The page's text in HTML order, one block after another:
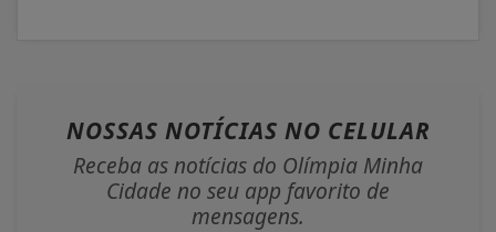
NOSSAS NOTÍCIAS NO CELULAR
Receba as notícias do Olímpia Minha
Cidade no seu app favorito de
mensagens.